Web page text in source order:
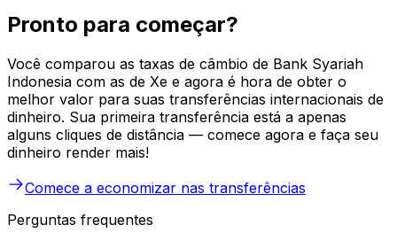
Pronto para começar?
Você comparou as taxas de câmbio de Bank Syariah
Indonesia com as de Xe e agora é hora de obter o
melhor valor para suas transferências internacionais de
dinheiro. Sua primeira transferência está a apenas
alguns cliques de distância — comece agora e faça seu
dinheiro render mais!
Comece a economizar nas transferências
Perguntas frequentes